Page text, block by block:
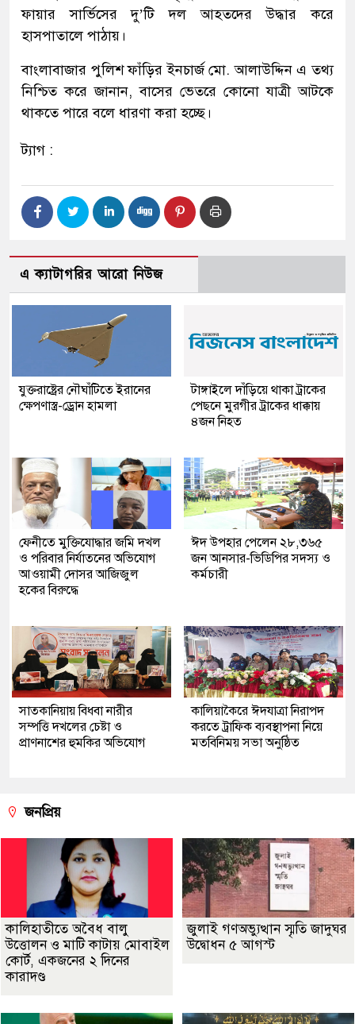
ফায়ার সার্ভিসের দু’টি দল আহতদের উদ্ধার করে
হাসপাতালে পাঠায়।
বাংলাবাজার পুলিশ ফাঁড়ির ইনচার্জ মো. আলাউদ্দিন এ তথ্য
নিশ্চিত করে জানান, বাসের ভেতরে কোনো যাত্রী আটকে
থাকতে পারে বলে ধারণা করা হচ্ছে।
ট্যাগ :
এ ক্যাটাগরির আরো নিউজ
যুক্তরাষ্ট্রের নৌঘাঁটিতে ইরানের
ক্ষেপণাস্ত্র-ড্রোন হামলা
টাঙ্গাইলে দাঁড়িয়ে থাকা ট্রাকের
পেছনে মুরগীর ট্রাকের ধাক্কায়
৪জন নিহত
ফেনীতে মুক্তিযোদ্ধার জমি দখল
ও পরিবার নির্যাতনের অভিযোগ
আওয়ামী দোসর আজিজুল
হকের বিরুদ্ধে
ঈদ উপহার পেলেন ২৮,৩৬৫
জন আনসার-ভিডিপির সদস্য ও
কর্মচারী
সাতকানিয়ায় বিধবা নারীর
সম্পত্তি দখলের চেষ্টা ও
প্রাণনাশের হুমকির অভিযোগ
কালিয়াকৈরে ঈদযাত্রা নিরাপদ
করতে ট্রাফিক ব্যবস্থাপনা নিয়ে
মতবিনিময় সভা অনুষ্ঠিত
জনপ্রিয়
কালিহাতীতে অবৈধ বালু
উত্তোলন ও মাটি কাটায় মোবাইল
কোর্ট, একজনের ২ দিনের
কারাদণ্ড
জুলাই গণঅভ্যুত্থান স্মৃতি জাদুঘর
উদ্বোধন ৫ আগস্ট